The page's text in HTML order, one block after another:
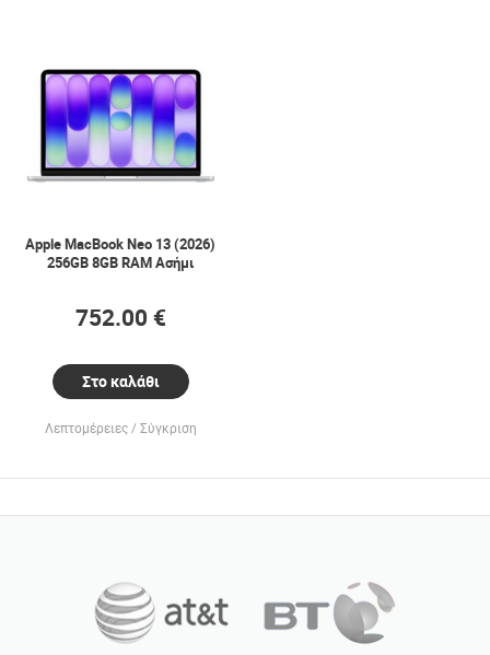
Apple MacBook Neo 13 (2026)
256GB 8GB RAM Ασήμι
752.00 €
Στο καλάθι
Λεπτομέρειες Σύγκριση